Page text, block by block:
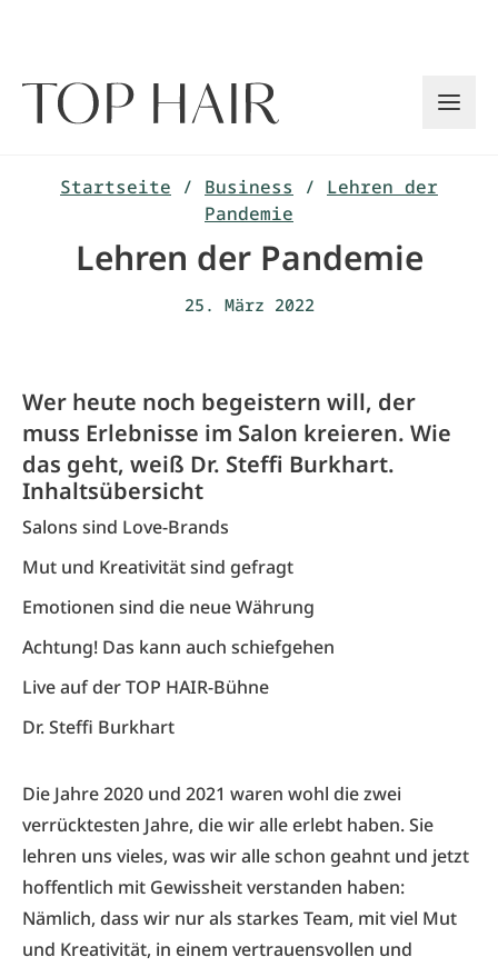
Startseite / Business / Lehren der
Pandemie
Lehren der Pandemie
25. März 2022
Wer heute noch begeistern will, der
muss Erlebnisse im Salon kreieren. Wie
das geht, weiß Dr. Steffi Burkhart.
Inhaltsübersicht
Salons sind Love-Brands
Mut und Kreativität sind gefragt
Emotionen sind die neue Währung
Achtung! Das kann auch schiefgehen
Live auf der TOP HAIR-Bühne
Dr. Steffi Burkhart
Die Jahre 2020 und 2021 waren wohl die zwei
verrücktesten Jahre, die wir alle erlebt haben. Sie
lehren uns vieles, was wir alle schon geahnt und jetzt
hoffentlich mit Gewissheit verstanden haben:
Nämlich, dass wir nur als starkes Team, mit viel Mut
und Kreativität, in einem vertrauensvollen und